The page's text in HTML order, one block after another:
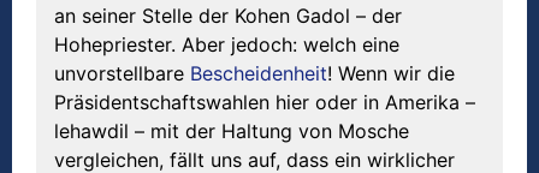
an seiner Stelle der Kohen Gadol – der
Hohepriester. Aber jedoch: welch eine
unvorstellbare Bescheidenheit! Wenn wir die
Präsidentschaftswahlen hier oder in Amerika –
lehawdil – mit der Haltung von Mosche
vergleichen, fällt uns auf, dass ein wirklicher